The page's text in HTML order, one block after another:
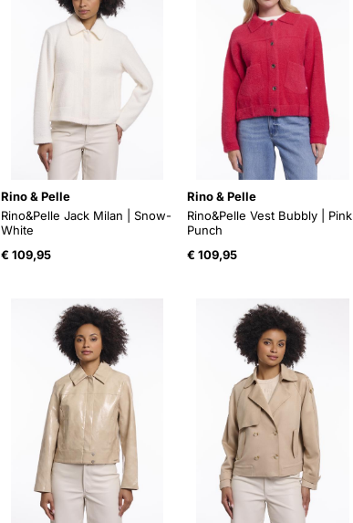
Rino & Pelle
Rino&Pelle Jack Milan | Snow-
White
€ 109,95
Rino & Pelle
Rino&Pelle Vest Bubbly | Pink
Punch
€ 109,95